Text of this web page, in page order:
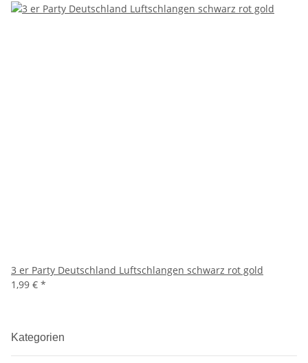
3 er Party Deutschland Luftschlangen schwarz rot gold
1,99 € *
Kategorien